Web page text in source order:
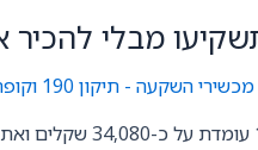
מכשירי השקעה - תיקון 190 וקופת גמל השקעה